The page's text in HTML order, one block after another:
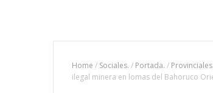
Home / Sociales. / Portada. / Provinciales.
ilegal minera en lomas del Bahoruco